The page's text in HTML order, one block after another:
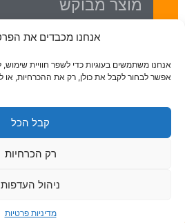
אנחנו מכבדים את
אנחנו משתמשים בעוגיות כדי לשפר חוויית שימוש,
אפשר לבחור לקבל את כולן, רק את ההכרחיות, או
קבל הכל
רק הכרחיות
ניהול העדפות
מדיניות פרטיות
© כל הזכויות שמורות לצל סאן -